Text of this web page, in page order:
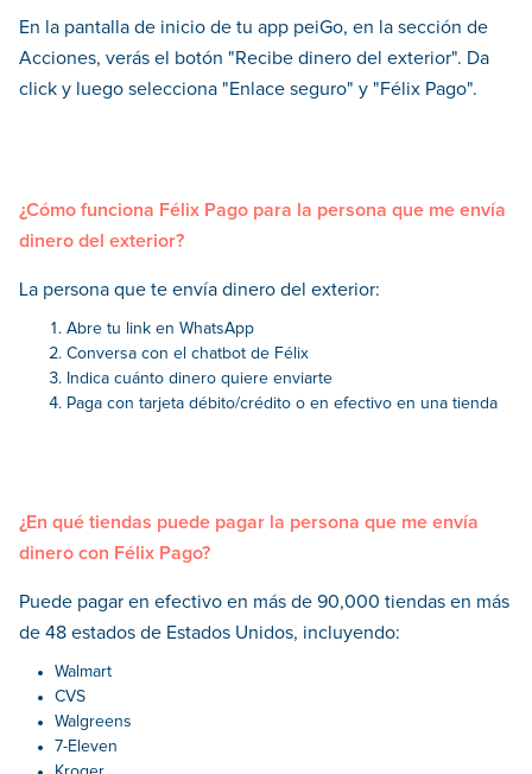
En la pantalla de inicio de tu app peiGo, en la sección de
Acciones, verás el botón "Recibe dinero del exterior". Da
click y luego selecciona "Enlace seguro" y "Félix Pago".
¿Cómo funciona Félix Pago para la persona que me envía
dinero del exterior?
La persona que te envía dinero del exterior:
Abre tu link en WhatsApp
Conversa con el chatbot de Félix
Indica cuánto dinero quiere enviarte
Paga con tarjeta débito/crédito o en efectivo en una tienda
¿En qué tiendas puede pagar la persona que me envía
dinero con Félix Pago?
Puede pagar en efectivo en más de 90,000 tiendas en más
de 48 estados de Estados Unidos, incluyendo:
Walmart
CVS
Walgreens
7-Eleven